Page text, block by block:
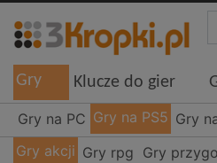
Gry Klucze do gier
Gry na PC Gry na PS5 Gry
Gry akcji Gry rpg Gry